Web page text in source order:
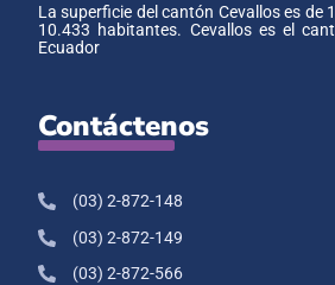
La superficie del cantón Cevallos es de
10.433 habitantes. Cevallos es el
Ecuador
Contáctenos
(03) 2-872-148
(03) 2-872-149
(03) 2-872-566